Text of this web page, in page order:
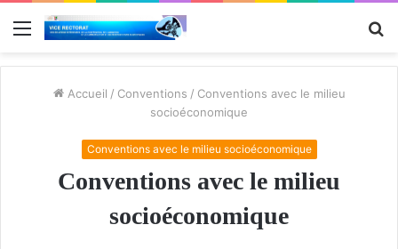
Menu
Accueil / Conventions / Conventions avec le milieu
socioéconomique
Conventions avec le milieu socioéconomique
Conventions avec le milieu
socioéconomique